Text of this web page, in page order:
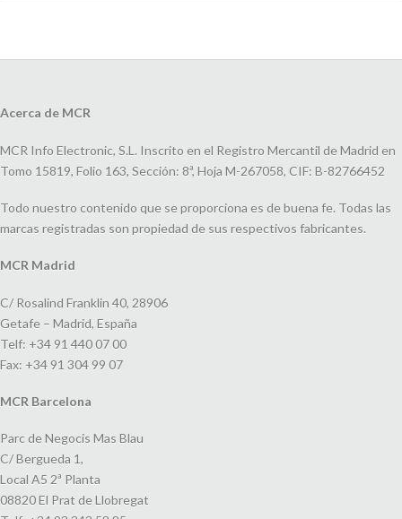
Acerca de MCR
MCR Info Electronic, S.L. Inscrito en el Registro Mercantil de Madrid en
Tomo 15819, Folio 163, Sección: 8ª, Hoja M-267058, CIF: B-82766452
Todo nuestro contenido que se proporciona es de buena fe. Todas las
marcas registradas son propiedad de sus respectivos fabricantes.
MCR Madrid
C/ Rosalind Franklin 40, 28906
Getafe – Madrid, España
Telf: +34 91 440 07 00
Fax: +34 91 304 99 07
MCR Barcelona
Parc de Negocis Mas Blau
C/ Bergueda 1,
Local A5 2ª Planta
08820 El Prat de Llobregat